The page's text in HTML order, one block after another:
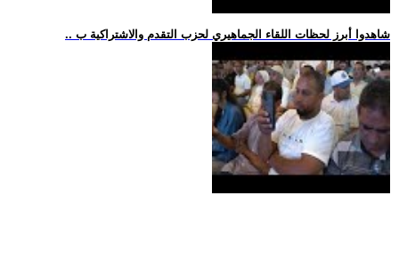
.. شاهدوا أبرز لحظات اللقاء الجماهيري لحزب التقدم والاشتراكية ب